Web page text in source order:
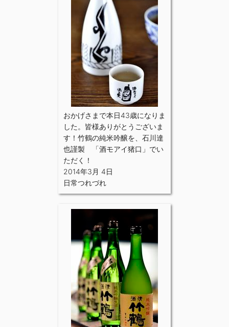
おかげさまで本日43歳になりま
した。皆様ありがとうございま
す！竹鶴の純米吟醸を、石川達
也謹製 「酒モアイ猪口」でい
ただく！
2014年3月 4日
日常つれづれ